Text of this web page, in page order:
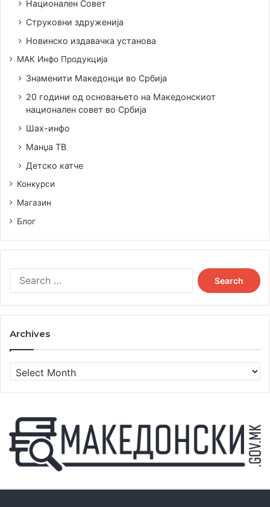
Национален Совет
Струковни здруженија
Новинско издавачка установа
МАК Инфо Продукција
Знаменити Македонци во Србија
20 години од основањето на Македонскиот
национален совет во Србија
Шах-инфо
Манџа ТВ
Детско катче
Конкурси
Магазин
Блог
Search
for:
Archives
Archives